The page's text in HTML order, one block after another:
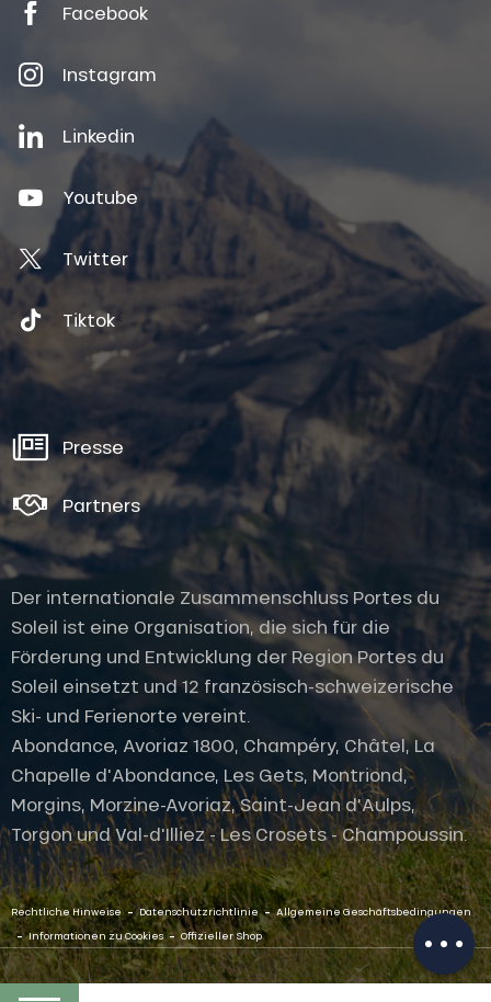
Öffnungen
Per E-Mail
kontaktieren
Facebook
Instagram
Linkedin
Youtube
Twitter
Tiktok
Presse
Partners
Der internationale Zusammenschluss Portes du
Soleil ist eine Organisation, die sich für die
Förderung und Entwicklung der Region Portes du
Soleil einsetzt und 12 französisch-schweizerische
Ski- und Ferienorte vereint.
Abondance, Avoriaz 1800, Champéry, Châtel, La
Chapelle d'Abondance, Les Gets, Montriond,
Morgins, Morzine-Avoriaz, Saint-Jean d'Aulps,
Torgon und Val-d'Illiez - Les Crosets - Champoussin.
Rechtliche Hinweise - Datenschutzrichtlinie - Allgemeine Geschäftsbedingungen
- Informationen zu Cookies - Offizieller Shop